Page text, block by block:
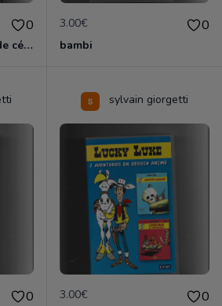
0
asterix et la surprise de césar
3.00€ 0
bambi
0
sylvain giorgetti
3.00€ 0